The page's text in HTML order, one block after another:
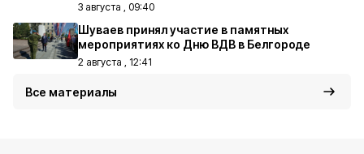
3 августа , 09:40
Шуваев принял участие в памятных
мероприятиях ко Дню ВДВ в Белгороде
2 августа , 12:41
Все материалы